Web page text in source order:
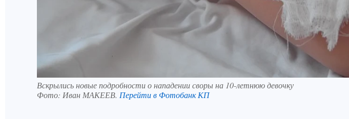
Вскрылись новые подробности о нападении своры на 10-летнюю девочку
Фото: Иван МАКЕЕВ. Перейти в Фотобанк КП